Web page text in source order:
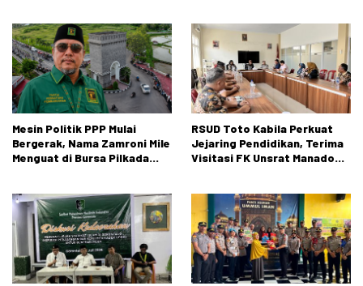
Mesin Politik PPP Mulai
Bergerak, Nama Zamroni Mile
Menguat di Bursa Pilkada
RSUD Toto Kabila Perkuat
Jejaring Pendidikan, Terima
Visitasi FK Unsrat Manado